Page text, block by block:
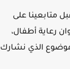
متابعينا على
رعاية أطفال،
13 مارس 2021 ارتاينا فتح هذا الموضوع الذي نشارك